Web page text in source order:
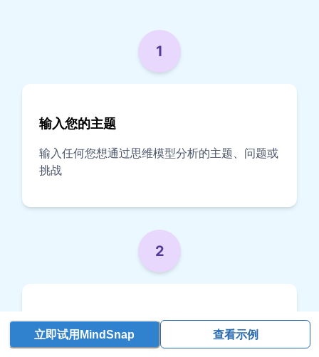
立即试用MindSnap 查看示例
1
输入您的主题
输入任何您想通过思维模型分析的主题、问题或
挑战
2
选择思维模型（可选）
选择一个特定的思维模型，或让 AI 为您的主题